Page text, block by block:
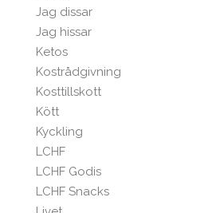
Jag dissar
Jag hissar
Ketos
Kostrådgivning
Kosttillskott
Kött
Kyckling
LCHF
LCHF Godis
LCHF Snacks